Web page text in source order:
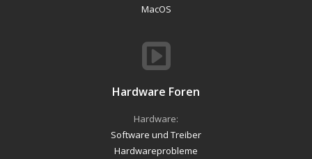
MacOS
Hardware Foren
Hardware:
Software und Treiber
Hardwareprobleme